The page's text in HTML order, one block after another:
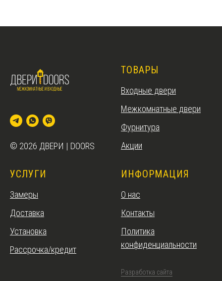
© 2026 ДВЕРИ | DOORS
ТОВАРЫ
Входные двери
Межкомнатные двери
Фурнитура
Акции
УСЛУГИ
Замеры
Доставка
Установка
Рассрочка/кредит
ИНФОРМАЦИЯ
О нас
Контакты
Политика
конфиденциальности
Разработка сайта